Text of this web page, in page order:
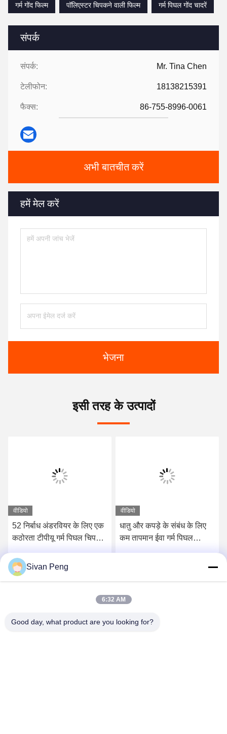
संपर्क
संपर्क: Mr. Tina Chen
टेलीफोन: 18138215391
फैक्स: 86-755-8996-0061
अभी बातचीत करें
हमें मेल करें
भेजना
गर्म गोंद फिल्म
पॉलिएस्टर चिपकने वाली फिल्म गर्म पिघल गोंद चादरें
इसी तरह के उत्पादों
वीडियो
52 निर्बाध अंडरवियर के लिए एक
कठोरता टीपीयू गर्म पिघल चिपकने
सर्वोत्तम मूल्य प्राप्त करें
वीडियो
धातु और कपड़े के संबंध के लिए
कम तापमान ईवा गर्म पिघल
Sivan Peng
6:32 AM
Good day, what product are you looking for?